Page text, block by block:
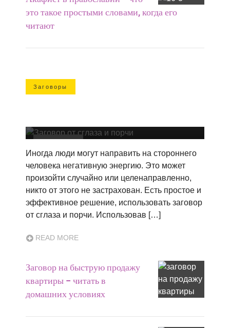
это такое простыми словами, когда его
читают
Заговоры
Иногда люди могут направить на стороннего
человека негативную энергию. Это может
произойти случайно или целенаправленно,
никто от этого не застрахован. Есть простое и
эффективное решение, использовать заговор
от сглаза и порчи. Использовав […]
READ MORE
Заговор на быструю продажу
квартиры – читать в
домашних условиях